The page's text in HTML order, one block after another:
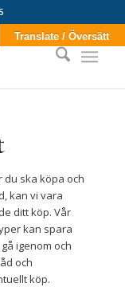
du ska köpa och
kan vi vara
ditt köp. Vår
kan spara
igenom och
och
köp.
Translate / Översätt